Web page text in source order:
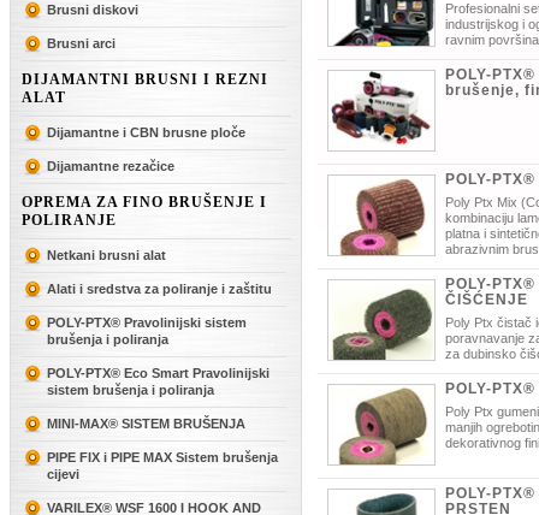
Brusni diskovi
Brusni arci
DIJAMANTNI BRUSNI I REZNI
ALAT
Dijamantne i CBN brusne ploče
Dijamantne rezačice
OPREMA ZA FINO BRUŠENJE I
POLIRANJE
Netkani brusni alat
Alati i sredstva za poliranje i zaštitu
POLY-PTX® Pravolinijski sistem
brušenja i poliranja
POLY-PTX® Eco Smart Pravolinijski
sistem brušenja i poliranja
MINI-MAX® SISTEM BRUŠENJA
PIPE FIX i PIPE MAX Sistem brušenja
cijevi
VARILEX® WSF 1600 I HOOK AND
Profesionalni
industrijskog i
ravnim
POLY-
brušenje,
POLY-
Poly Ptx Mix
kombinaciju
platna i
abrazivnim
POLY-
ČIŠĆENJE
Poly Ptx čistač
poravnavanje
za dubinsko
uporabu žičanih i drugih alata za
POLY-
Poly Ptx
manjih
dekorativnog
POLY-
PRSTEN